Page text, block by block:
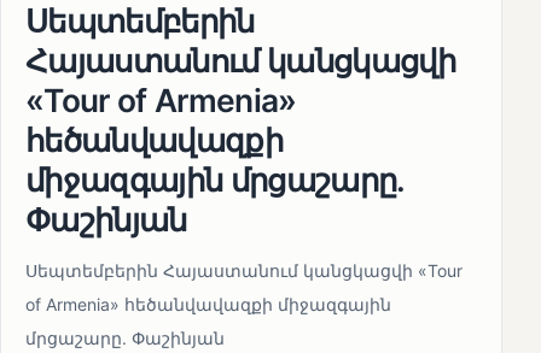
Սեպտեմբերին
Հայաստանում կանցկացվի
«Tour of Armenia»
հեծանվավազքի
միջազգային մրցաշարը.
Փաշինյան
Սեպտեմբերին Հայաստանում կանցկացվի «Tour
of Armenia» հեծանվավազքի միջազգային
մրցաշարը. Փաշինյան